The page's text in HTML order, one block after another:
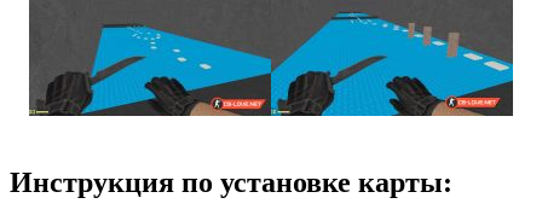
Инструкция по установке карты: